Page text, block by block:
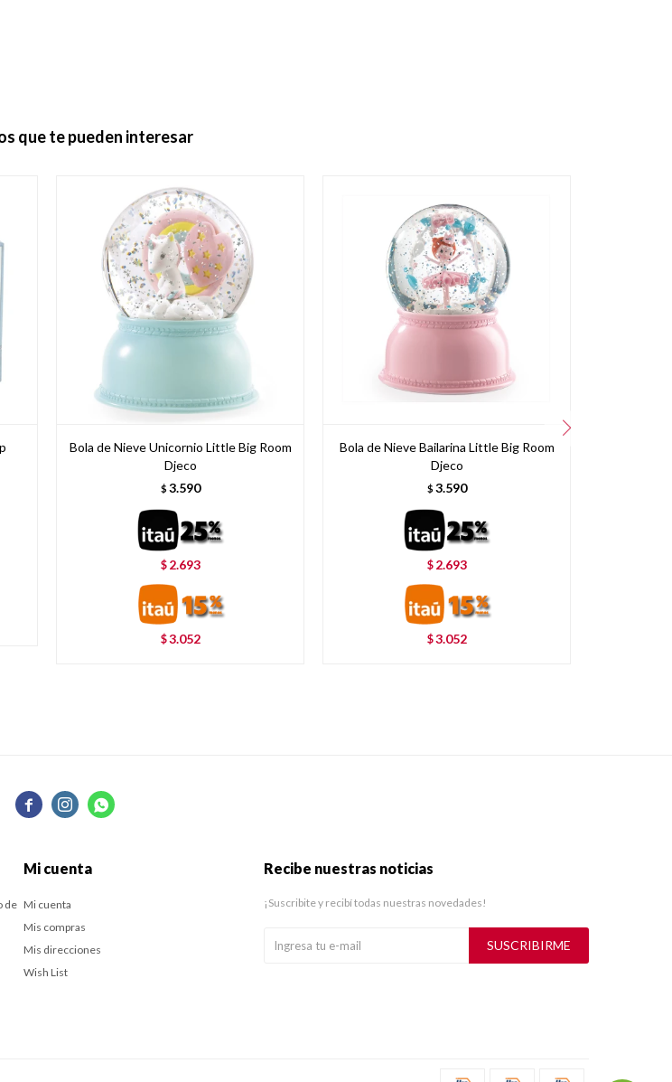
que te pueden interesar
Bola de Nieve Unicornio Little Big Room
Djeco
$ 3.590
$ 2.693
$3.052
Bola de Nieve Bailarina Little Big Room
Djeco
$ 3.590
$ 2.693
$3.052
  
de
Mi cuenta
Mi cuenta
Mis compras
Mis direcciones
Wish List
Recibe nuestras noticias
¡Suscribite y recibí todas nuestras novedades!
SUSCRIBIRME